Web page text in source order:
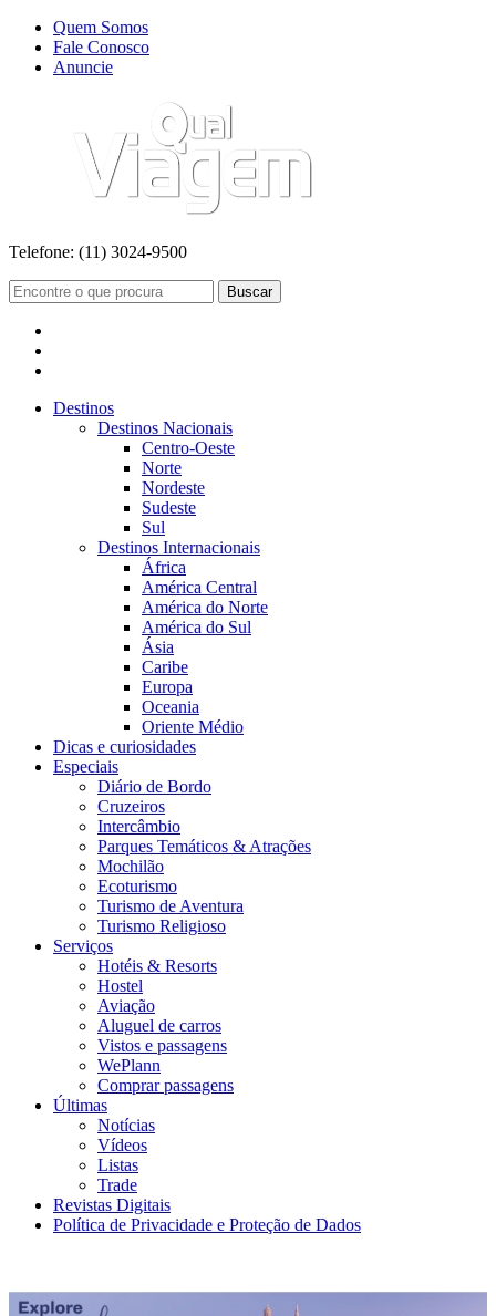
Quem Somos
Fale Conosco
Anuncie
Telefone: (11) 3024-9500
Buscar
Destinos
Destinos Nacionais
Centro-Oeste
Norte
Nordeste
Sudeste
Sul
Destinos Internacionais
África
América Central
América do Norte
América do Sul
Ásia
Caribe
Europa
Oceania
Oriente Médio
Dicas e curiosidades
Especiais
Diário de Bordo
Cruzeiros
Intercâmbio
Parques Temáticos & Atrações
Mochilão
Ecoturismo
Turismo de Aventura
Turismo Religioso
Serviços
Hotéis & Resorts
Hostel
Aviação
Aluguel de carros
Vistos e passagens
WePlann
Comprar passagens
Últimas
Notícias
Vídeos
Listas
Trade
Revistas Digitais
Política de Privacidade e Proteção de Dados